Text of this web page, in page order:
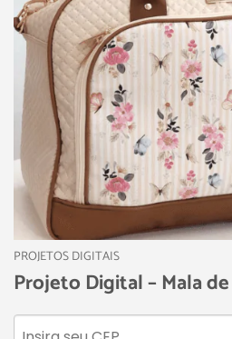
PROJETOS DIGITAIS
Projeto Digital – Mala